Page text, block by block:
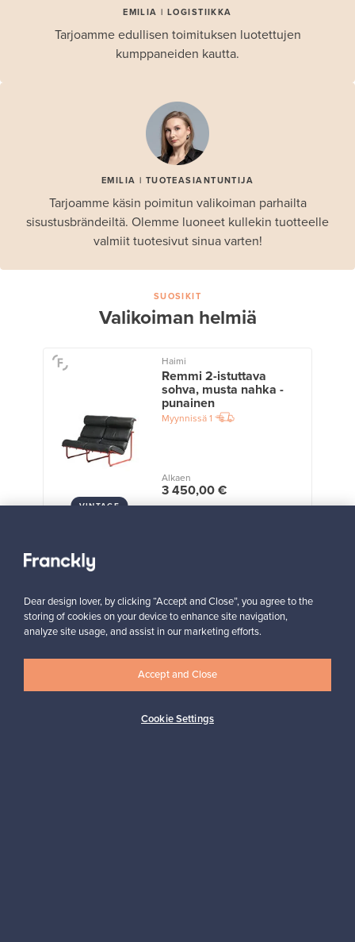
EMILIA | LOGISTIIKKA
Tarjoamme edullisen toimituksen luotettujen
kumppaneiden kautta.
EMILIA | TUOTEASIANTUNTIJA
Tarjoamme käsin poimitun valikoiman parhailta
sisustusbrändeiltä. Olemme luoneet kullekin tuotteelle
valmiit tuotesivut sinua varten!
SUOSIKIT
Valikoiman helmiä
VINTAGE
Haimi
Remmi 2-istuttava
sohva, musta nahka -
punainen
Myynnissä1
Alkaen
3 450,00 €
Haluatko inspiroitua designista?
Dear design lover, by clicking “Accept and Close”, you agree to the
storing of cookies on your device to enhance site navigation,
analyze site usage, and assist in our marketing efforts.
Cookie Settings
Accept and Close